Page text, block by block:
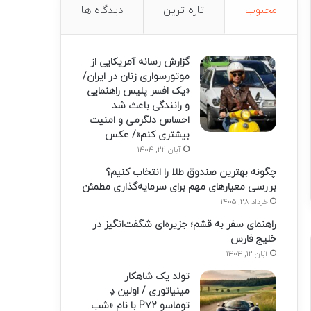
محبوب تازه ترین دیدگاه ها
گزارش رسانه آمریکایی از
موتورسواری زنان در ایران/
«یک افسر پلیس راهنمایی
و رانندگی باعث شد
احساس دلگرمی و امنیت
بیشتری کنم»/ عکس
آبان 22, 1404
چگونه بهترین صندوق طلا را انتخاب کنیم؟
بررسی معیارهای مهم برای سرمایه‌گذاری مطمئن
خرداد 28, 1405
راهنمای سفر به قشم؛ جزیره‌ای شگفت‌انگیز در
خلیج فارس
آبان 12, 1404
تولد یک شاهکار
مینیاتوری / اولین دِ
توماسو P۷۲ با نام «شب